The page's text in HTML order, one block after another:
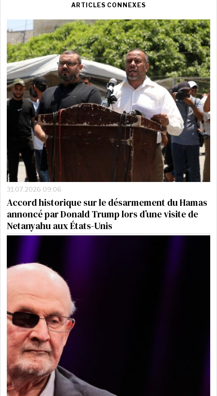
ARTICLES CONNEXES
31.07.2026 09:06
Accord historique sur le désarmement du Hamas
annoncé par Donald Trump lors d’une visite de
Netanyahu aux États-Unis